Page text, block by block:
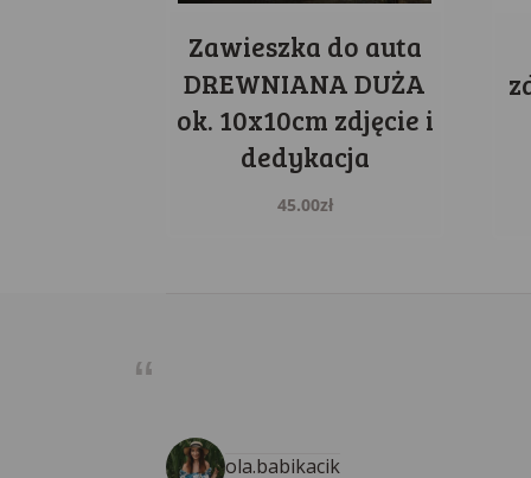
Zawieszka do auta
DREWNIANA DUŻA
ok. 10x10cm zdjęcie i
dedykacja
45.00zł
ola.babikacik